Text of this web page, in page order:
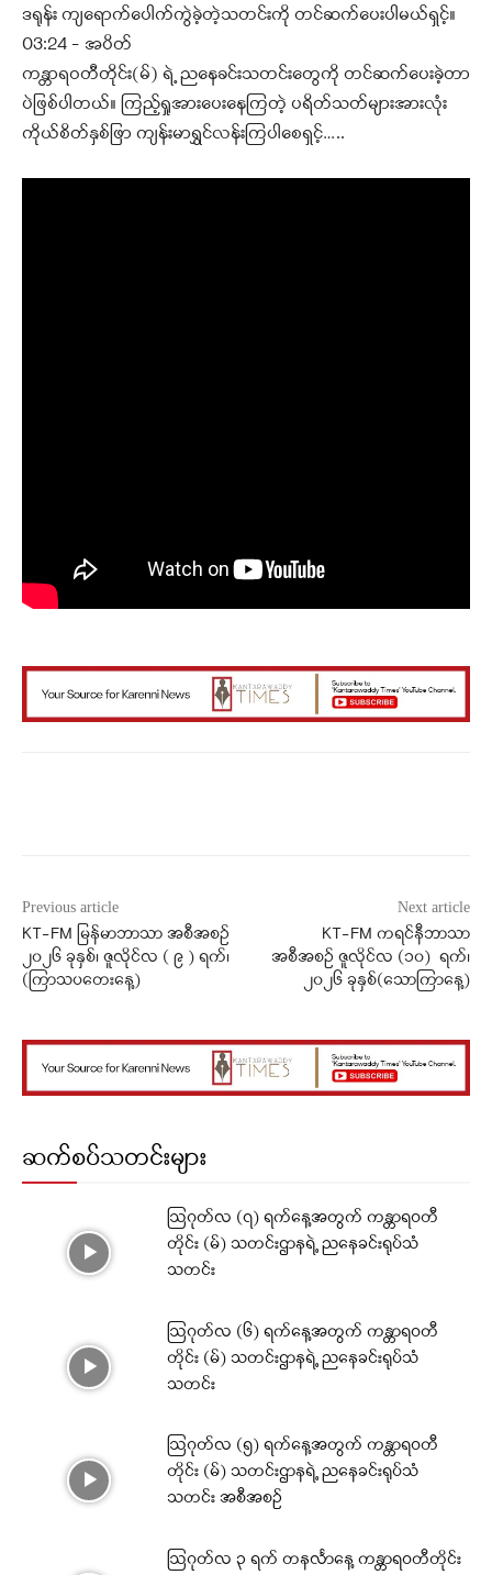
ဒရုန်း ကျရောက်ပေါက်ကွဲခဲ့တဲ့သတင်းကို တင်ဆက်ပေးပါမယ်ရှင့်။
03:24 – အပိတ်
ကန္တာရဝတီတိုင်း(မ်) ရဲ့ ညနေခင်းသတင်းတွေကို တင်ဆက်ပေးခဲ့တာ
ပဲဖြစ်ပါတယ်။ ကြည့်ရှုအားပေးနေကြတဲ့ ပရိတ်သတ်များအားလုံး
ကိုယ်စိတ်နှစ်ဖြာ ကျန်းမာရွှင်လန်းကြပါစေရှင့်…..
Previous article
KT-FM မြန်မာဘာသာ အစီအစဉ်
၂၀၂၆ ခုနှစ်၊ ဇူလိုင်လ ( ၉ ) ရက်၊
(ကြာသပတေးနေ့)
Next article
KT-FM ကရင်နီဘာသာ
အစီအစဉ် ဇူလိုင်လ (၁၀) ရက်၊
၂၀၂၆ ခုနှစ်(သောကြာနေ့)
ဆက်စပ်သတင်းများ
ဩဂုတ်လ (၇) ရက်နေ့အတွက် ကန္တာရဝတီ
တိုင်း (မ်) သတင်းဌာနရဲ့ ညနေခင်းရုပ်သံ
သတင်း
ဩဂုတ်လ (၆) ရက်နေ့အတွက် ကန္တာရဝတီ
တိုင်း (မ်) သတင်းဌာနရဲ့ ညနေခင်းရုပ်သံ
သတင်း
ဩဂုတ်လ (၅) ရက်နေ့အတွက် ကန္တာရဝတီ
တိုင်း (မ်) သတင်းဌာနရဲ့ ညနေခင်းရုပ်သံ
သတင်း အစီအစဉ်
ဩဂုတ်လ ၃ ရက် တနင်္လာနေ့ ကန္တာရဝတီတိုင်း